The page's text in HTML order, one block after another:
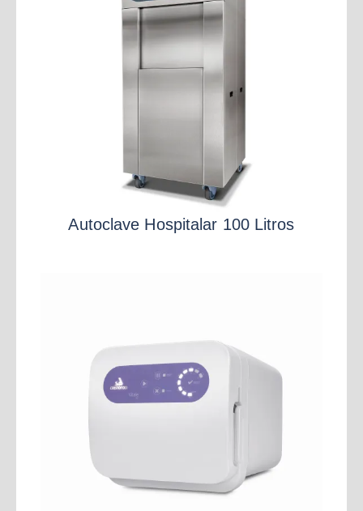
Autoclave Hospitalar 100 Litros